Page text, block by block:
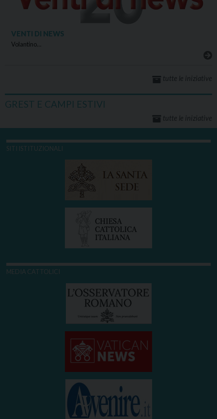
VENTI DI NEWS
Volantino…
tutte le iniziative
GREST E CAMPI ESTIVI
tutte le iniziative
SITI ISTITUZIONALI
MEDIA CATTOLICI